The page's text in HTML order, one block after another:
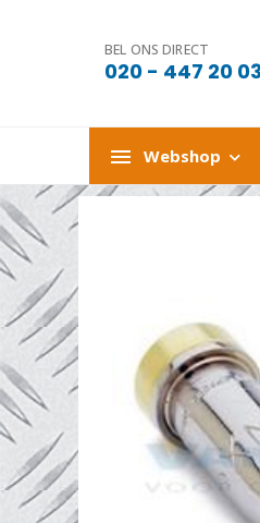
BEL ONS DIRECT
020 - 447 20 03
Webshop